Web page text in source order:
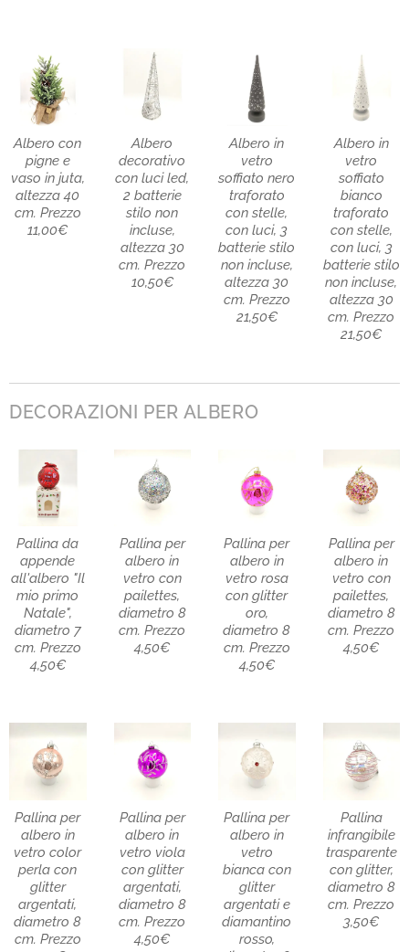
Albero con
pigne e
vaso in juta,
altezza 40
cm. Prezzo
11,00€
Albero
decorativo
con luci led,
2 batterie
stilo non
incluse,
altezza 30
cm. Prezzo
10,50€
Albero in
vetro
soffiato nero
traforato
con stelle,
con luci, 3
batterie stilo
non incluse,
altezza 30
cm. Prezzo
21,50€
Albero in
vetro
soffiato
bianco
traforato
con stelle,
con luci, 3
batterie stilo
non incluse,
altezza 30
cm. Prezzo
21,50€
DECORAZIONI PER ALBERO
Pallina da
appende
all'albero "Il
mio primo
Natale",
diametro 7
cm. Prezzo
4,50€
Pallina per
albero in
vetro con
pailettes,
diametro 8
cm. Prezzo
4,50€
Pallina per
albero in
vetro rosa
con glitter
oro,
diametro 8
cm. Prezzo
4,50€
Pallina per
albero in
vetro con
pailettes,
diametro 8
cm. Prezzo
4,50€
Pallina per
albero in
vetro color
perla con
glitter
argentati,
diametro 8
cm. Prezzo
Pallina per
albero in
vetro viola
con glitter
argentati,
diametro 8
cm. Prezzo
4,50€
Pallina per
albero in
vetro
bianca con
glitter
argentati e
diamantino
rosso,
Pallina
infrangibile
trasparente
con glitter,
diametro 8
cm. Prezzo
3,50€